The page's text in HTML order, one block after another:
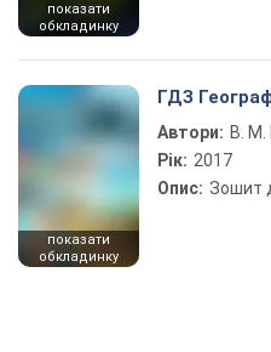
показати
обкладинку
показати
обкладинку
ГДЗ
Автори: В. М.
Рік: 2017
Опис: Зошит